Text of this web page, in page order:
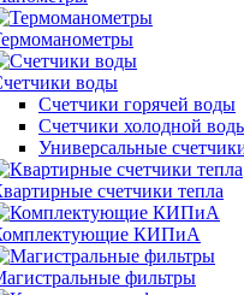
воды
Счетчики горячей воды
Счетчики холодной
Универсальные
счетчики тепла
КИПиА
фильтры